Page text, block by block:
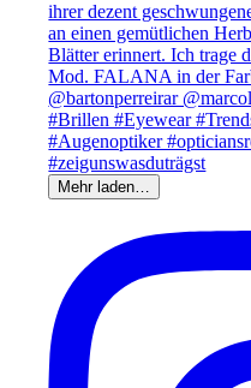
Mehr laden…